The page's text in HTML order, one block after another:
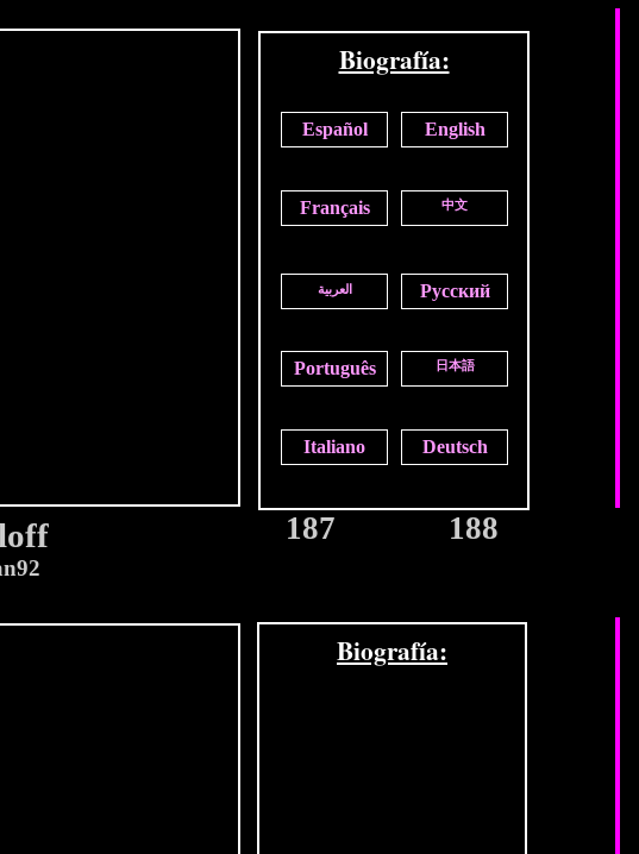
Biografía:
187 188
Biografía:
Русский
Português 日本語
Español English
Français 中文
Italiano Deutsch
العربية